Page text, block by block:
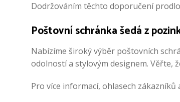
Dodržováním těchto doporučení
Poštovní schránka šedá z
Nabízíme široký výběr poštovních
odolností a stylovým designem. Věřte,
Pro více informací, ohlasech